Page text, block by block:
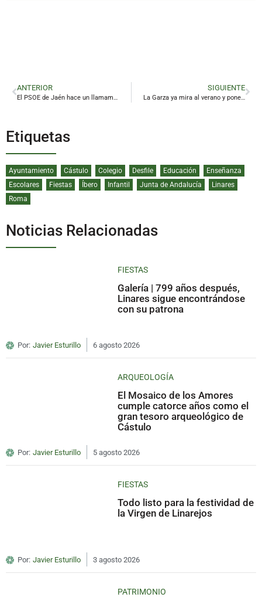
ANTERIOR
El PSOE de Jaén hace un llamamiento a la movilización masiva frente al deterioro de lo público
SIGUIENTE
La Garza ya mira al verano y pone fecha al inicio de la temporada de baño
Etiquetas
Ayuntamiento Cástulo Colegio Desfile Educación
Enseñanza
Escolares
Fiestas Íbero Infantil Junta de Andalucía
Linares
Roma
Noticias Relacionadas
FIESTAS
Galería | 799 años después,
Linares sigue encontrándose
con su patrona
Por: Javier Esturillo 6 agosto 2026
ARQUEOLOGÍA
El Mosaico de los Amores
cumple catorce años como el
gran tesoro arqueológico de
Cástulo
Por: Javier Esturillo 5 agosto 2026
FIESTAS
Todo listo para la festividad de
la Virgen de Linarejos
Por: Javier Esturillo 3 agosto 2026
PATRIMONIO